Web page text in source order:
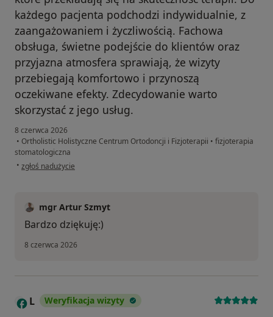
każdego pacjenta podchodzi indywidualnie, z
zaangażowaniem i życzliwością. Fachowa
obsługa, świetne podejście do klientów oraz
przyjazna atmosfera sprawiają, że wizyty
przebiegają komfortowo i przynoszą
oczekiwane efekty. Zdecydowanie warto
skorzystać z jego usług.
8 czerwca 2026
• Ortholistic Holistyczne Centrum Ortodoncji i Fizjoterapii • fizjoterapia
stomatologiczna
• w opinii użytkownika Paweł
zgłoś nadużycie
mgr Artur Szmyt
Bardzo dziękuję:)
8 czerwca 2026
L Weryfikacja wizyty